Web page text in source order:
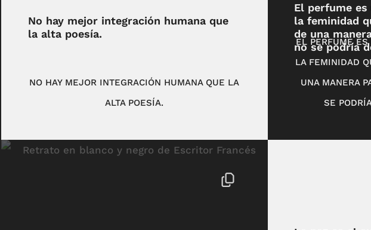
No hay mejor integración humana que
la alta poesía.
NO HAY MEJOR INTEGRACIÓN HUMANA QUE LA
ALTA POESÍA.
El perfume
la feminidad
de una
no se podría
EL PERFUME
LA FEMINIDAD
UNA MANERA
SE